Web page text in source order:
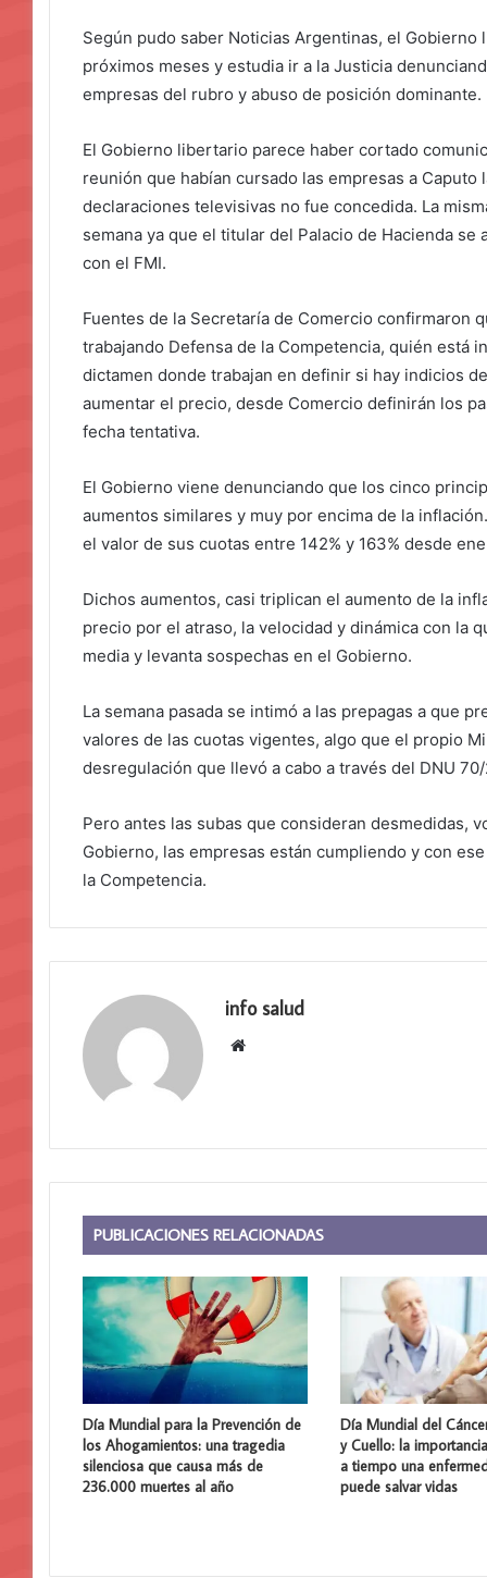
Según pudo saber Noticias Argentinas, el
próximos meses y estudia ir a la Justicia
empresas del rubro y abuso de posición
El Gobierno libertario parece haber cortado
reunión que habían cursado las empresas a
declaraciones televisivas no fue concedida. La
semana ya que el titular del Palacio de Hacienda
con el FMI.
Fuentes de la Secretaría de Comercio confirmaron
trabajando Defensa de la Competencia, quién está
dictamen donde trabajan en definir si hay indicios
aumentar el precio, desde Comercio definirán los
fecha tentativa.
El Gobierno viene denunciando que los cinco
aumentos similares y muy por encima de la
el valor de sus cuotas entre 142% y 163% desde
Dichos aumentos, casi triplican el aumento de la
precio por el atraso, la velocidad y dinámica con la
media y levanta sospechas en el Gobierno.
La semana pasada se intimó a las prepagas a que
valores de las cuotas vigentes, algo que el propio
desregulación que llevó a cabo a través del DNU
Pero antes las subas que consideran desmedidas,
Gobierno, las empresas están cumpliendo y con
la Competencia.
info salud
Sitio
PUBLICACIONES RELACIONADAS
Día Mundial para la Prevención de
los Ahogamientos: una tragedia
silenciosa que causa más de
236.000 muertes al año
Día Mundial del
y Cuello: la
a tiempo una
puede salvar vidas